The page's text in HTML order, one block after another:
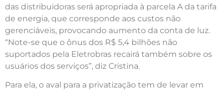
das distribuidoras será apropriada à parcela A da tarifa
de energia, que corresponde aos custos não
gerenciáveis, provocando aumento da conta de luz.
“Note-se que o ônus dos R$ 5,4 bilhões não
suportados pela Eletrobras recairá também sobre os
usuários dos serviços”, diz Cristina.
Para ela, o aval para a privatização tem de levar em